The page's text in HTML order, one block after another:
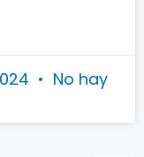
No hay